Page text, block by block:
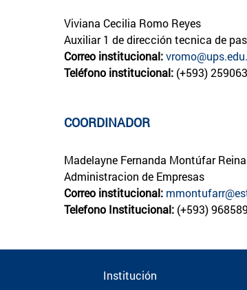
Viviana Cecilia Romo Reyes
Auxiliar 1 de dirección tecnica de
Correo institucional:
Teléfono institucional:(+593)
COORDINADOR
Madelayne Fernanda Montúfar Reina
Administracion de Empresas
Correo institucional:
Telefono Institucional:(+593)
Institución